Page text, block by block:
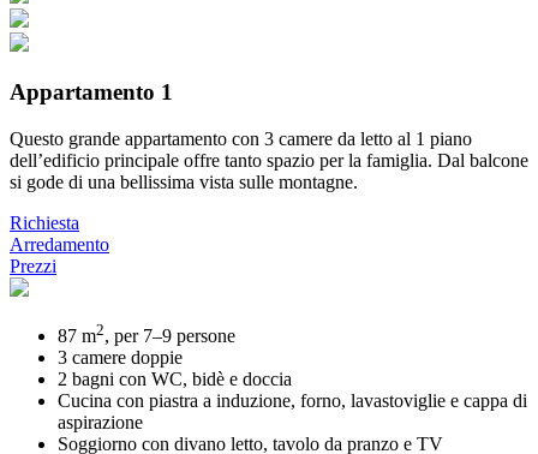
Appartamento 1
Questo grande appartamento con 3 camere da letto al 1 piano
dell’edificio principale offre tanto spazio per la famiglia. Dal balcone
si gode di una bellissima vista sulle montagne.
Richiesta
Arredamento
Prezzi
87 m2, per 7–9 persone
3 camere doppie
2 bagni con WC, bidè e doccia
Cucina con piastra a induzione, forno, lavastoviglie e cappa di
aspirazione
Soggiorno con divano letto, tavolo da pranzo e TV